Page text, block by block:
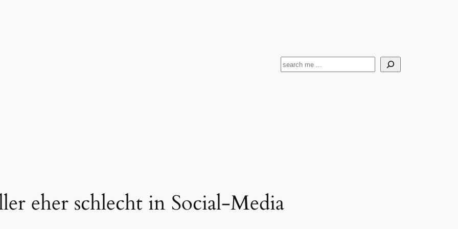
Suchen
eher schlecht in Social-Media